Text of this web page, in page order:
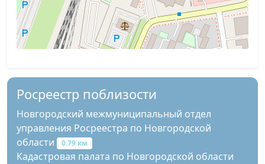
Росреестр поблизости
Новгородский межмуниципальный отдел
управления Росреестра по Новгородской
области
0.79 км
Кадастровая палата по Новгородской области